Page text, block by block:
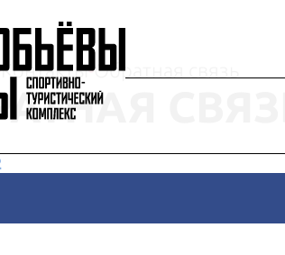
Контакты Обратная связь
СВЯЗЬ